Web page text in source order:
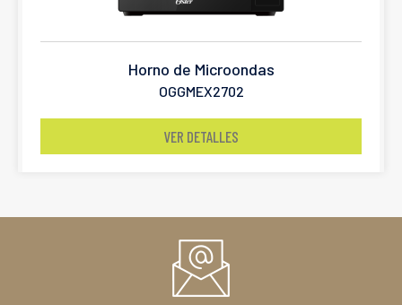
Horno de Microondas
OGGMEX2702
VER DETALLES